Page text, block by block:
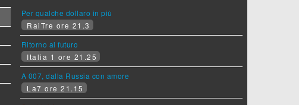
Per qualche dollaro in più
RaiTre ore 21.3
Ritorno al futuro
Italia 1 ore 21.25
A 007, dalla Russia con amore
La7 ore 21.15